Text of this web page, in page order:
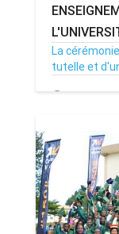
La
tutelle et
18/09/20